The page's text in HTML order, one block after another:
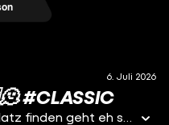
6. Juli 2026
#CLASSIC
Alle hassen Typ 4! Beim Parkplatz finden geht eh schon mal schnell der Puls hoch – aber diese Einpark-Typen sind ein absoluter Fiebertraum! 🤕 Franz kennt sie alle – und ihr safe auch: Vom Lücken-Verweigerer, der jede Parklücke ghostet, bis zum Kamikaze-Parker, der mit Vollspeed auf den Parkplatz brettert. 🚗💨 Und am Ende zählt doch eigentlich nur eins: Nur nicht im Halteverbot! 🚧